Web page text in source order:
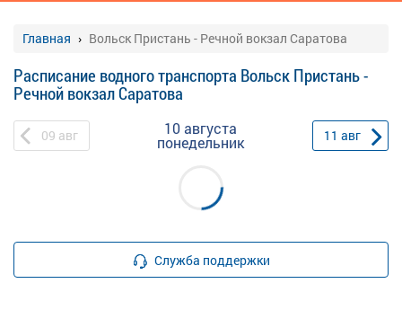
Главная Вольск Пристань - Речной вокзал Саратова
Расписание водного транспорта Вольск Пристань -
Речной вокзал Саратова
09 авг 10 августа
понедельник 11 авг
Служба поддержки